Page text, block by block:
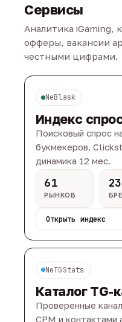
Сервисы
Аналитика iGaming,
офферы, вакансии
честными цифрами.
NeBlask
Индекс
Поисковый спрос
букмекеров.
динамика 12 мес.
61
РЫНКОВ
Открыть индекс
NeTGStats
Каталог TG-
Проверенные
CPM и контактами